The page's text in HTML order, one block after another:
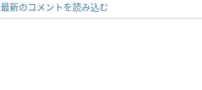
最新のコメントを読み込む